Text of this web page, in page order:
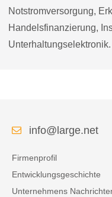
Notstromversorgung,
Handelsfinanzierung,
Unterhaltungselektronik.
info@large.net
Firmenprofil
Entwicklungsgeschichte
Unternehmens